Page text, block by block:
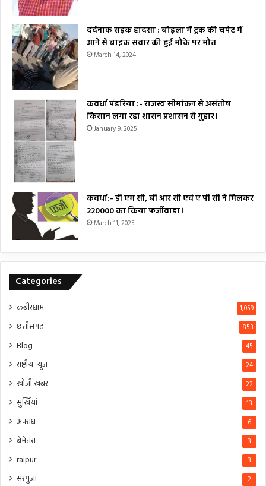
दर्दनाक सड़क हादसा : बोड़ला में ट्रक की चपेट में
आने से बाइक सवार की हुई मौके पर मौत
March 14, 2024
कवर्धा पंडरिया :- राजस्व सीमांकन से असंतोष
किसान लगा रहा शासन प्रशासन से गुहार।
January 9, 2025
कवर्धा:- डी एम सी, बी आर सी एवं ए पी सी ने मिलकर
₹220000 का किया फर्जीवाड़ा।
March 11, 2025
Categories
कबीरधाम 1,059
छत्तीसगढ़ 853
Blog 45
राष्ट्रीय न्यूज 24
खोजी खबर 22
सुर्खियां 13
अपराध 6
बेमेतरा 3
raipur 3
सरगुजा 2